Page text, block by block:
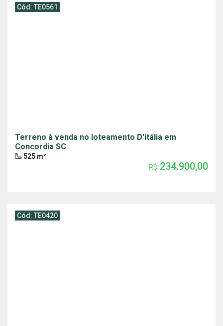
Cód: TE0561
Terreno à venda no loteamento D'itália em
Concordia SC
525 m²
R$ 234.900,00
Cód: TE0420